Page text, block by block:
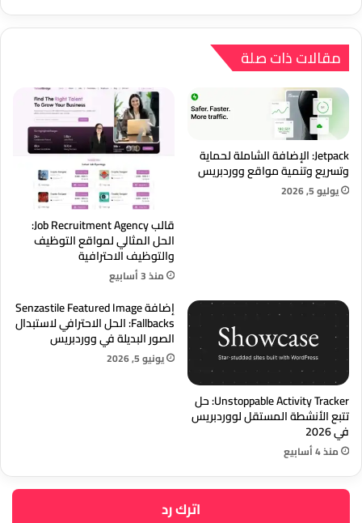
مقالات ذات صلة
Jetpack: الإضافة الشاملة لحماية
وتسريع وتنمية مواقع ووردبريس
يوليو 5, 2026
قالب Job Recruitment Agency:
الحل المثالي لمواقع التوظيف
والتوظيف الاحترافية
منذ 3 أسابيع
Unstoppable Activity Tracker: حل
تتبع الأنشطة المستقل لووردبريس
في 2026
منذ 4 أسابيع
إضافة Senzastile Featured Image
Fallbacks: الحل الاحترافي لاستبدال
الصور البديلة في ووردبريس
يونيو 5, 2026
اترك رد